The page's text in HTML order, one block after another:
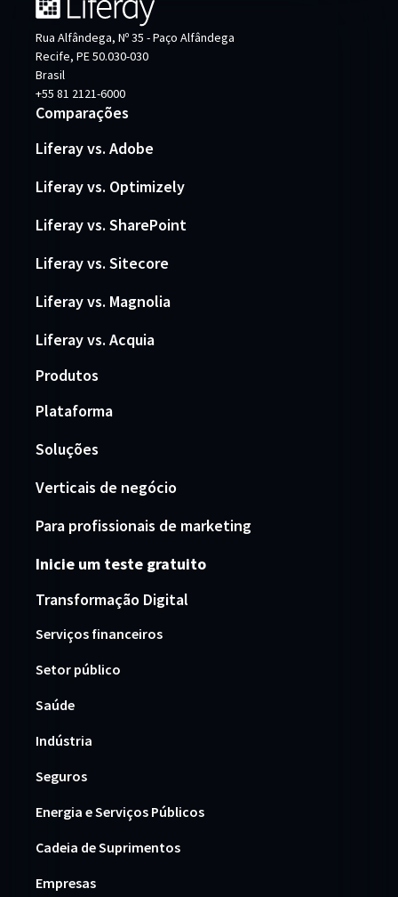
Rua Alfândega, Nº 35 - Paço Alfândega
Recife, PE 50.030-030
Brasil
+55 81 2121-6000
Comparações
Liferay vs. Adobe
Liferay vs. Optimizely
Liferay vs. SharePoint
Liferay vs. Sitecore
Liferay vs. Magnolia
Liferay vs. Acquia
Produtos
Plataforma
Soluções
Verticais de negócio
Para profissionais de marketing
Inicie um teste gratuito
Transformação Digital
Serviços financeiros
Setor público
Saúde
Indústria
Seguros
Energia e Serviços Públicos
Cadeia de Suprimentos
Empresas